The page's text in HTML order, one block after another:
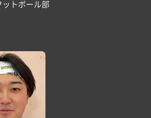
ットボール部